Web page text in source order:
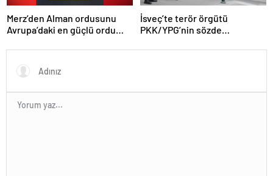
Merz’den Alman ordusunu
Avrupa’daki en güçlü ordu
İsveç’te terör örgütü
PKK/YPG’nin sözde